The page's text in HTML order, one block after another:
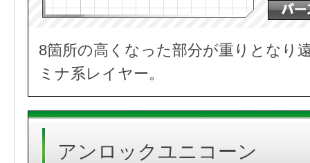
8箇所の高くなった部分が重りとなり
ミナ系レイヤー。
アンロックユニコーン